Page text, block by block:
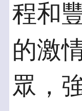
程和
的激
眾，